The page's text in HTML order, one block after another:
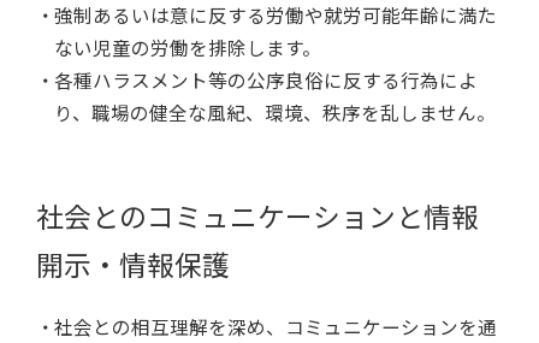
強制あるいは意に反する労働や就労可能年齢に満た
ない児童の労働を排除します。
各種ハラスメント等の公序良俗に反する行為によ
り、職場の健全な風紀、環境、秩序を乱しません。
社会とのコミュニケーションと情報
開示・情報保護
社会との相互理解を深め、コミュニケーションを通